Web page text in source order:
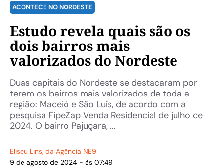
ACONTECE NO NORDESTE
Estudo revela quais são os
dois bairros mais
valorizados do Nordeste
Duas capitais do Nordeste se destacaram por
terem os bairros mais valorizados de toda a
região: Maceió e São Luís, de acordo com a
pesquisa FipeZap Venda Residencial de julho de
2024. O bairro Pajuçara, ...
Eliseu Lins, da Agência NE9
9 de agosto de 2024 - às 07:49